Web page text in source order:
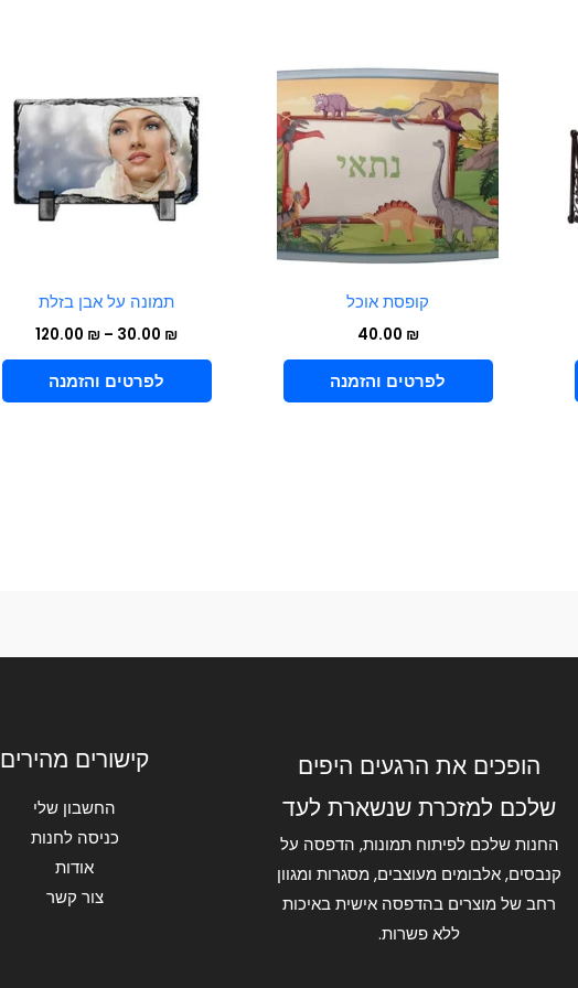
מספר
סוגים.
ניתן
לבחור
קופסת אוכל
40.00 ₪
VIEW PRODUCT
זה
יש
מספר
סוגים.
ניתן
לבחור
את
תמונה על אבן בזלת
30.00 ₪
–
120.00 ₪
עד
⁦120.00 ₪⁩
VIEW PRODUCT
הופכים את הרגעים היפים
שלכם למזכרת שנשארת לעד
החנות שלכם לפיתוח תמונות, הדפסה על
קנבסים, אלבומים מעוצבים, מסגרות ומגוון
רחב של מוצרים בהדפסה אישית באיכות
ללא פשרות.
קישורים מהירים
החשבון שלי
כניסה לחנות
אודות
צור קשר